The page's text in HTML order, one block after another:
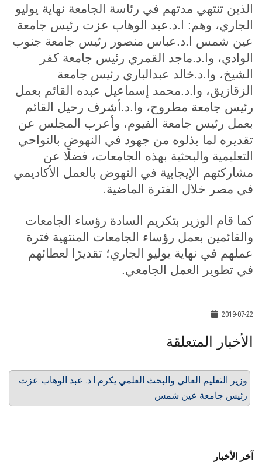
الذين تنتهي مدتهم في رئاسة الجامعة نهاية يوليو
الجاري، وهم: ا.د.عبد الوهاب عزت رئيس جامعة
عين شمس ا.د.عباس منصور رئيس جامعة جنوب
الوادي، وا.د.ماجد القمري رئيس جامعة كفر
الشيخ، وا.د.خالد عبدالباري رئيس جامعة
الزقازيق، وا.د.محمد إسماعيل عبده القائم بعمل
رئيس جامعة مطروح، وا.د.أشرف رحيل القائم
بعمل رئيس جامعة الفيوم، وأعرب المجلس عن
تقديره لما بذلوه من جهود في النهوض بالنواحي
التعليمية والبحثية بهذه الجامعات، فضلًا عن
مشاركتهم الإيجابية في النهوض بالعمل الأكاديمي
في مصر خلال الفترة الماضية.
كما قام الوزير بتكريم السادة رؤساء الجامعات
والقائمين بعمل رؤساء الجامعات المنتهية فترة
عملهم في نهاية يوليو الجاري؛ تقديرًا لعطائهم
في تطوير العمل الجامعي.
2019-07-22
الأخبار المتعلقة
وزير التعليم العالي والبحث العلمي يكرم ا.د. عبد الوهاب عزت
رئيس جامعة عين شمس
آخر الأخبار